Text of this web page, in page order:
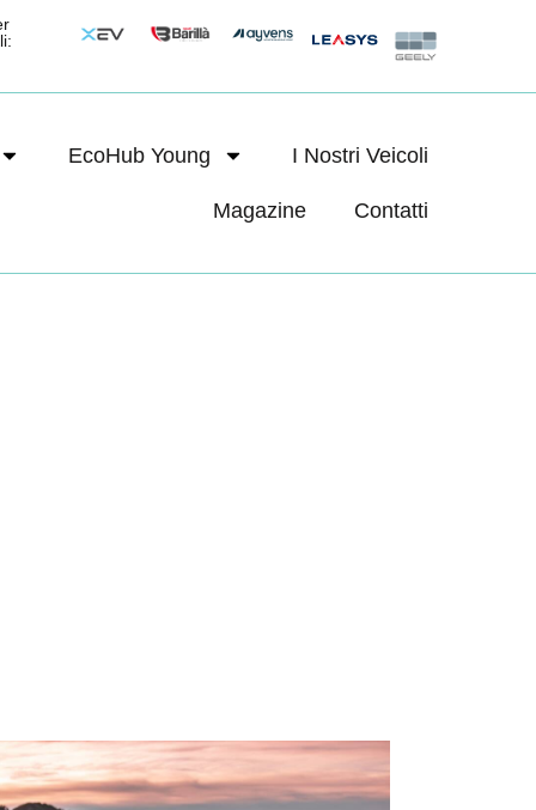
EcoHub Young I Nostri Veicoli
Magazine Contatti